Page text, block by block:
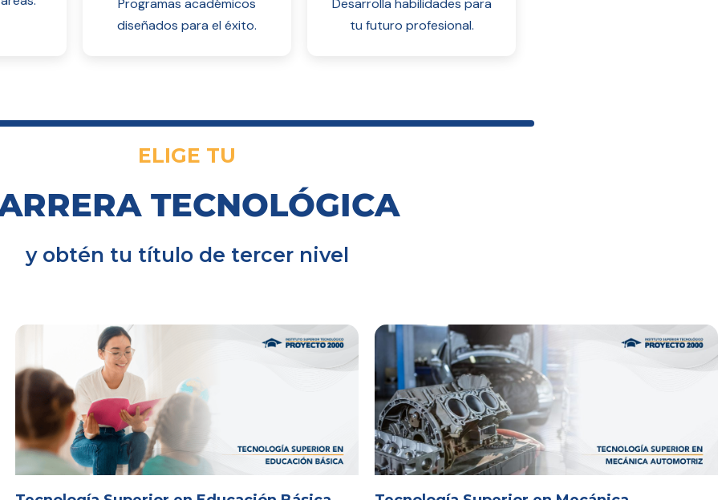
diseñados para el éxito.
tu futuro profesional.
ELIGE TU
TECNOLÓGICA
y obtén tu título de tercer nivel